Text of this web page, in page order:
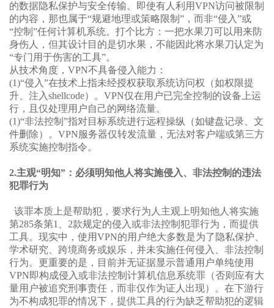
的数据隐私保护与安全传输。即使有人利用VPN访问被限制
的内容，那也属于“规避地理或策略限制”，而非“侵入”或
“控制”任何计算机系统。打个比方：一把水果刀可以用来防
身伤人，但其设计目的是切水果，不能因此将水果刀认定为
“专门用于伤害的工具”。
从技术角度，VPN不具备侵入能力：
(1)“侵入”在技术上指未经授权获取系统访问权（如权限提
升、注入shellcode）。VPN仅在用户已完全控制的设备上运
行，且仅处理用户自己的网络流量。
(1)“非法控制”指对目标系统进行远程操纵（如键盘记录、文
件删除）。VPN服务器仅转发流量，无法对客户端或第三方
系统实施控制指令。
2.主观“明知”：必须明知他人将实施侵入、非法控制的违法
犯罪行为
该罪本质上是帮助犯，要求行为人主观上明知他人将实施
第285条第1、2款规定的侵入或非法控制犯罪行为，而提供
工具。 现实中，使用VPN的用户绝大多数是为了隐私保护、
学术研究、跨境商务或娱乐，并未实施任何侵入、非法控制
行为。更重要的是，目前并无证据显示普通用户单纯使用
VPN即构成侵入或非法控制计算机信息系统罪（否则应有大
量用户被追究刑事责任，而非仅作为证人出现）。在下游行
为不构成犯罪的情况下，提供工具的行为缺乏帮助犯的逻辑